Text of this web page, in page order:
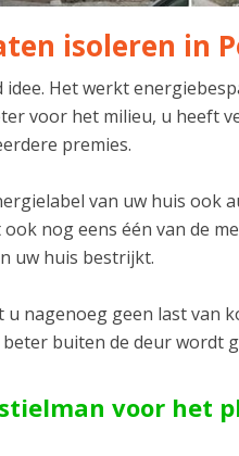
isoleren in
idee. Het werkt
voor het milieu, u heeft
premies.
van uw huis ook
nog eens één van de
uw huis bestrijkt.
nagenoeg geen last van
buiten de deur wordt
voor het